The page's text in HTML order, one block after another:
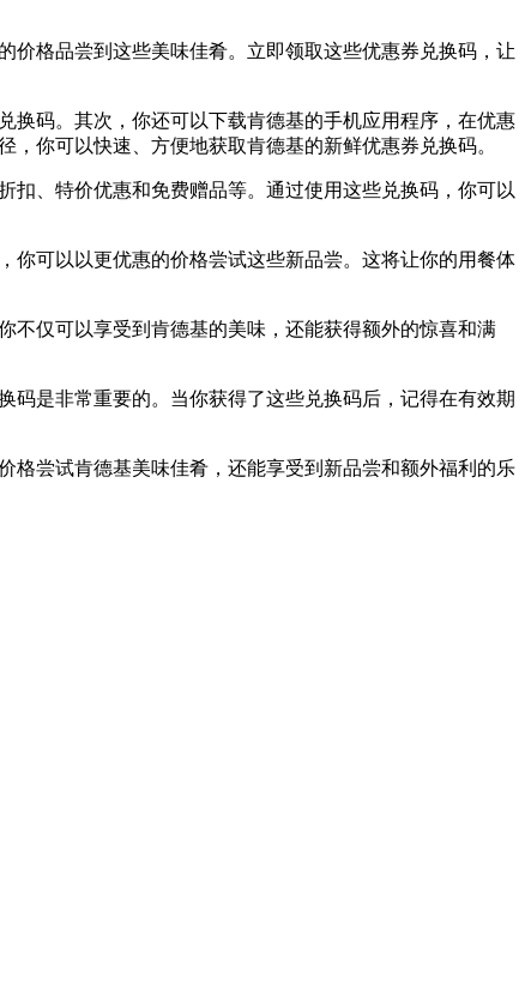
价格品尝到这些美味佳肴。立即领取这些优惠券兑换码，让
换码。其次，你还可以下载肯德基的手机应用程序，在优惠
你可以快速、方便地获取肯德基的新鲜优惠券兑换码。
、特价优惠和免费赠品等。通过使用这些兑换码，你可以
你可以以更优惠的价格尝试这些新品尝。这将让你的用餐体
不仅可以享受到肯德基的美味，还能获得额外的惊喜和满
是非常重要的。当你获得了这些兑换码后，记得在有效期
格尝试肯德基美味佳肴，还能享受到新品尝和额外福利的乐